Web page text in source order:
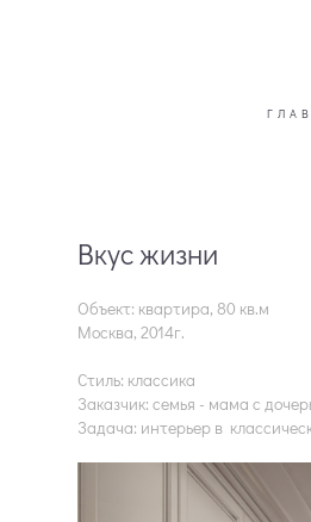
Вкус жизни
Объект: квартира, 80 кв.м
Москва, 2014г.
Стиль: классика
Заказчик: семья - мама с
Задача: интерьер в